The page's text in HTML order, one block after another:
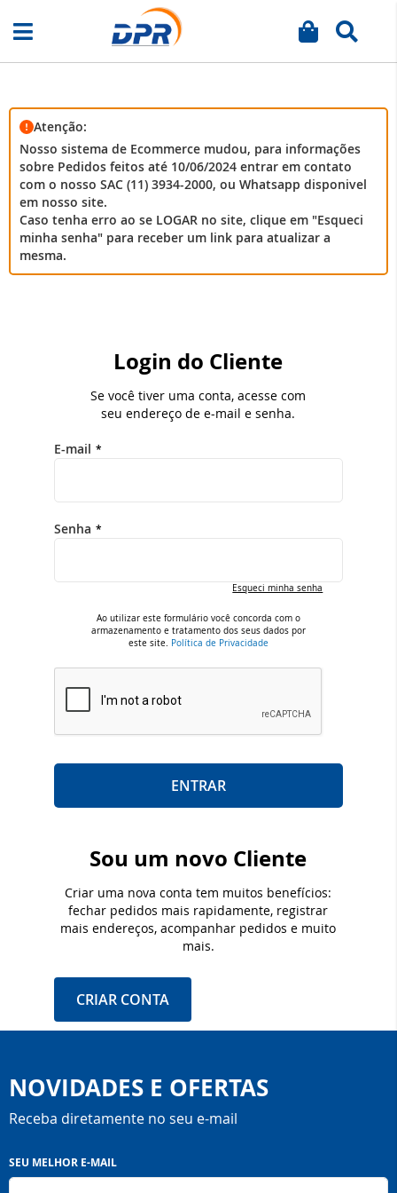
Pular
Meu
Atenção:
Nosso sistema de Ecommerce mudou, para informações
sobre Pedidos feitos até 10/06/2024 entrar em contato
com o nosso SAC (11) 3934-2000, ou Whatsapp disponivel
em nosso site.
Caso tenha erro ao se LOGAR no site, clique em "Esqueci
minha senha" para receber um link para atualizar a
mesma.
Login do Cliente
Se você tiver uma conta, acesse com
seu endereço de e-mail e senha.
E-mail
Senha
Esqueci minha senha
Ao utilizar este formulário você concorda com o
armazenamento e tratamento dos seus dados por
este site. Política de Privacidade
ENTRAR
Sou um novo Cliente
Criar uma nova conta tem muitos benefícios:
fechar pedidos mais rapidamente, registrar
mais endereços, acompanhar pedidos e muito
mais.
CRIAR CONTA
NOVIDADES E OFERTAS
Receba diretamente no seu e-mail
Inscreva-
se
SEU MELHOR E-MAIL